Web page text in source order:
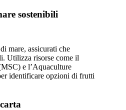
sostenibili
mare, assicurati che
Utilizza risorse come il
e l’Aquaculture
identificare opzioni di frutti